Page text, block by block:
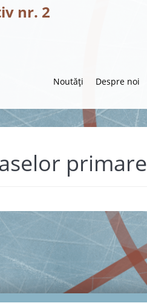
nr. 2
Noutăți Despre noi
primare